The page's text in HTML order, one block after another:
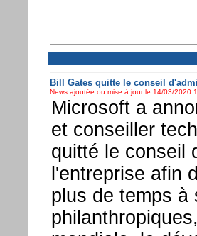
Bill Gates quitte le conseil
News ajoutée ou mise à jour le 14/03/2020
Microsoft a
et conseiller
quitté le conseil
l'entreprise afin
plus de temps à